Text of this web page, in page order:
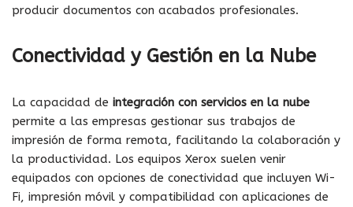
producir documentos con acabados profesionales.
Conectividad y Gestión en la Nube
La capacidad de integración con servicios en la nube
permite a las empresas gestionar sus trabajos de
impresión de forma remota, facilitando la colaboración y
la productividad. Los equipos Xerox suelen venir
equipados con opciones de conectividad que incluyen Wi-
Fi, impresión móvil y compatibilidad con aplicaciones de